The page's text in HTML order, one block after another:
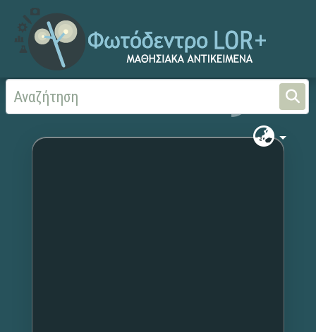
Αρχική Χωρίς τίτλο